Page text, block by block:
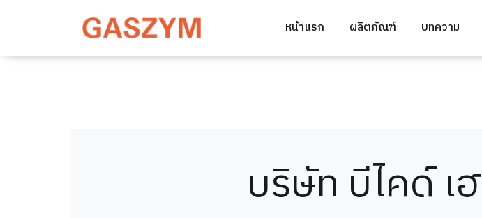
หน้าแรก ผลิตภัณฑ์ บทความ
บริษัท บีไคด์ เ